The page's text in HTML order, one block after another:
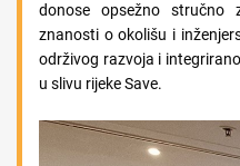
donose opsežno stručno
znanosti o okolišu i
održivog razvoja i
u slivu rijeke Save.